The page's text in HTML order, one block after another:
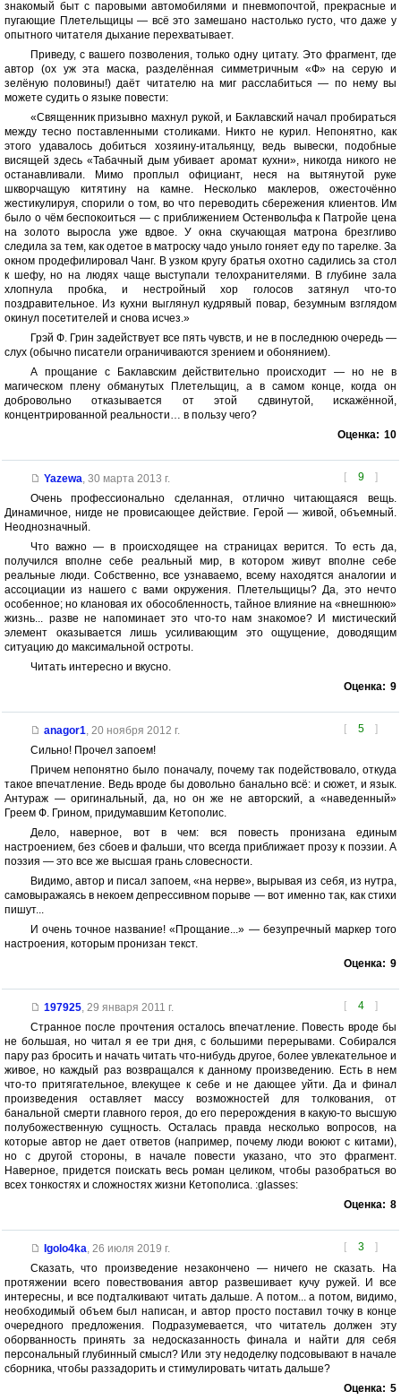
знакомый быт с паровыми автомобилями и пневмопочтой, прекрасные и
пугающие Плетельщицы — всё это замешано настолько густо, что даже у
опытного читателя дыхание перехватывает.
Приведу, с вашего позволения, только одну цитату. Это фрагмент, где
автор (ох уж эта маска, разделённая симметричным «Ф» на серую и
зелёную половины!) даёт читателю на миг расслабиться — по нему вы
можете судить о языке повести:
«Священник призывно махнул рукой, и Баклавский начал пробираться
между тесно поставленными столиками. Никто не курил. Непонятно, как
этого удавалось добиться хозяину-итальянцу, ведь вывески, подобные
висящей здесь «Табачный дым убивает аромат кухни», никогда никого не
останавливали. Мимо проплыл официант, неся на вытянутой руке
шкворчащую китятину на камне. Несколько маклеров, ожесточённо
жестикулируя, спорили о том, во что переводить сбережения клиентов. Им
было о чём беспокоиться — с приближением Остенвольфа к Патройе цена
на золото выросла уже вдвое. У окна скучающая матрона брезгливо
следила за тем, как одетое в матроску чадо уныло гоняет еду по тарелке. За
окном продефилировал Чанг. В узком кругу братья охотно садились за стол
к шефу, но на людях чаще выступали телохранителями. В глубине зала
хлопнула пробка, и нестройный хор голосов затянул что-то
поздравительное. Из кухни выглянул кудрявый повар, безумным взглядом
окинул посетителей и снова исчез.»
Грэй Ф. Грин задействует все пять чувств, и не в последнюю очередь —
слух (обычно писатели ограничиваются зрением и обонянием).
А прощание с Баклавским действительно происходит — но не в
магическом плену обманутых Плетельщиц, а в самом конце, когда он
добровольно отказывается от этой сдвинутой, искажённой,
концентрированной реальности… в пользу чего?
Оценка: 10
[ 9 ]
Yazewa, 30 марта 2013 г.
Очень профессионально сделанная, отлично читающаяся вещь.
Динамичное, нигде не провисающее действие. Герой — живой, объемный.
Неоднозначный.
Что важно — в происходящее на страницах верится. То есть да,
получился вполне себе реальный мир, в котором живут вполне себе
реальные люди. Собственно, все узнаваемо, всему находятся аналогии и
ассоциации из нашего с вами окружения. Плетельщицы? Да, это нечто
особенное; но клановая их обособленность, тайное влияние на «внешнюю»
жизнь... разве не напоминает это что-то нам знакомое? И мистический
элемент оказывается лишь усиливающим это ощущение, доводящим
ситуацию до максимальной остроты.
Читать интересно и вкусно.
Оценка: 9
[ 5 ]
anagor1, 20 ноября 2012 г.
Сильно! Прочел запоем!
Причем непонятно было поначалу, почему так подействовало, откуда
такое впечатление. Ведь вроде бы довольно банально всё: и сюжет, и язык.
Антураж — оригинальный, да, но он же не авторский, а «наведенный»
Греем Ф. Грином, придумавшим Кетополис.
Дело, наверное, вот в чем: вся повесть пронизана единым
настроением, без сбоев и фальши, что всегда приближает прозу к поэзии. А
поэзия — это все же высшая грань словесности.
Видимо, автор и писал запоем, «на нерве», вырывая из себя, из нутра,
самовыражаясь в некоем депрессивном порыве — вот именно так, как стихи
пишут...
И очень точное название! «Прощание...» — безупречный маркер того
настроения, которым пронизан текст.
Оценка: 9
[ 4 ]
197925, 29 января 2011 г.
Странное после прочтения осталось впечатление. Повесть вроде бы
не большая, но читал я ее три дня, с большими перерывами. Собирался
пару раз бросить и начать читать что-нибудь другое, более увлекательное и
живое, но каждый раз возвращался к данному произведению. Есть в нем
что-то притягательное, влекущее к себе и не дающее уйти. Да и финал
произведения оставляет массу возможностей для толкования, от
банальной смерти главного героя, до его перерождения в какую-то высшую
полубожественную сущность. Осталась правда несколько вопросов, на
которые автор не дает ответов (например, почему люди воюют с китами),
но с другой стороны, в начале повести указано, что это фрагмент.
Наверное, придется поискать весь роман целиком, чтобы разобраться во
всех тонкостях и сложностях жизни Кетополиса. :glasses:
Оценка: 8
[ 3 ]
Igolo4ka, 26 июля 2019 г.
Сказать, что произведение незакончено — ничего не сказать. На
протяжении всего повествования автор развешивает кучу ружей. И все
интересны, и все подталкивают читать дальше. А потом... а потом, видимо,
необходимый объем был написан, и автор просто поставил точку в конце
очередного предложения. Подразумевается, что читатель должен эту
оборванность принять за недосказанность финала и найти для себя
персональный глубинный смысл? Или эту недоделку подсовывают в начале
сборника, чтобы раззадорить и стимулировать читать дальше?
Оценка: 5